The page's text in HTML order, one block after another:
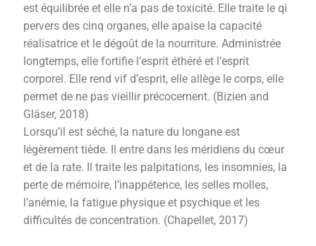
est équilibrée et elle n’a pas de toxicité. Elle traite le qi
pervers des cinq organes, elle apaise la capacité
réalisatrice et le dégoût de la nourriture. Administrée
longtemps, elle fortifie l’esprit éthéré et l’esprit
corporel. Elle rend vif d’esprit, elle allège le corps, elle
permet de ne pas vieillir précocement. (Bizien and
Gläser, 2018)
Lorsqu’il est séché, la nature du longane est
légèrement tiède. Il entre dans les méridiens du cœur
et de la rate. Il traite les palpitations, les insomnies, la
perte de mémoire, l’inappétence, les selles molles,
l’anémie, la fatigue physique et psychique et les
difficultés de concentration. (Chapellet, 2017)